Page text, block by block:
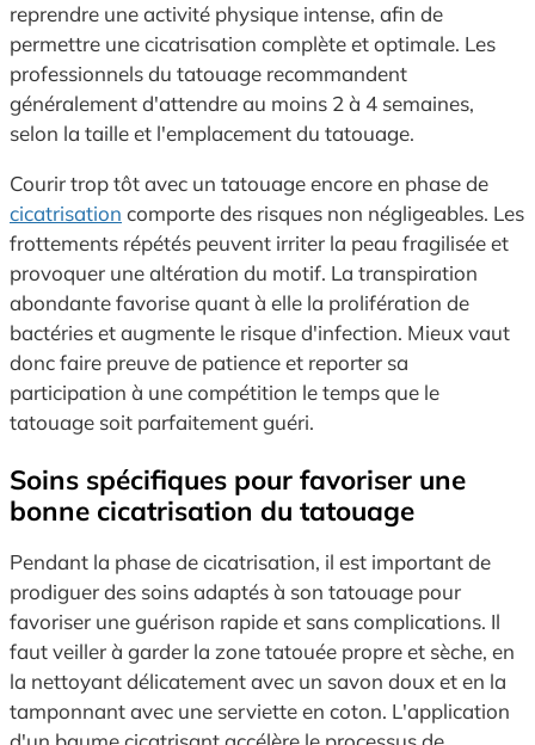
reprendre une activité physique intense, afin de
permettre une cicatrisation complète et optimale. Les
professionnels du tatouage recommandent
généralement d'attendre au moins 2 à 4 semaines,
selon la taille et l'emplacement du tatouage.
Courir trop tôt avec un tatouage encore en phase de
cicatrisation comporte des risques non négligeables. Les
frottements répétés peuvent irriter la peau fragilisée et
provoquer une altération du motif. La transpiration
abondante favorise quant à elle la prolifération de
bactéries et augmente le risque d'infection. Mieux vaut
donc faire preuve de patience et reporter sa
participation à une compétition le temps que le
tatouage soit parfaitement guéri.
Soins spécifiques pour favoriser une
bonne cicatrisation du tatouage
Pendant la phase de cicatrisation, il est important de
prodiguer des soins adaptés à son tatouage pour
favoriser une guérison rapide et sans complications. Il
faut veiller à garder la zone tatouée propre et sèche, en
la nettoyant délicatement avec un savon doux et en la
tamponnant avec une serviette en coton. L'application